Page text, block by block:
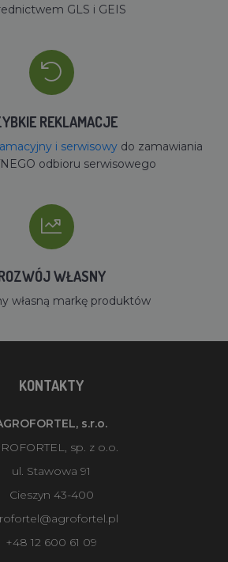
GLS i GEIS
REKLAMACJE
i serwisowydo zamawiania
odbioru serwisowego
WŁASNY
własną markę produktów
KONTAKTY
s.r.o.
sp. z o.o.
ul. Stawowa 91
Cieszyn 43-400
+48 12 600 61 09